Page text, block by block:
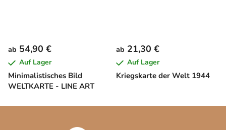
Minimalistisches Bild
WELTKARTE - LINE ART
ab 54,90 €
Auf Lager
Kriegskarte der Welt 1944
ab 21,30 €
Auf Lager